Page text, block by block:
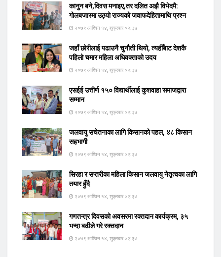
कानुन बने,दिवस मनाइए,तर दलित अझै विभेदमै:
गोलबजारमा उठ्यो राज्यको जवाफदेहितामाथि प्रश्न
२०७९ आश्विन १४, शुक्रबार ०२:३७
जहाँ छोरीलाई पढाउनै चुनौती थियो, त्यहीँबाट देशकै
पहिलो चमार महिला अधिवक्ताको उदय
२०७९ आश्विन १४, शुक्रबार ०२:३७
एसईई उत्तीर्ण १५० विद्यार्थीलाई कुशवाहा समाजद्वारा
सम्मान
२०७९ आश्विन १४, शुक्रबार ०२:३७
जलवायु सचेतनाका लागि किसानको पहल, ४८ किसान
सहभागी
२०७९ आश्विन १४, शुक्रबार ०२:३७
सिरहा र सप्तरीका महिला किसान जलवायु नेतृत्वका लागि
तयार हुँदै
२०७९ आश्विन १४, शुक्रबार ०२:३७
गणतन्त्र दिवसको अवसरमा रक्तदान कार्यक्रम, ३५
भन्दा बढीले गरे रक्तदान
२०७९ आश्विन १४, शुक्रबार ०२:३७